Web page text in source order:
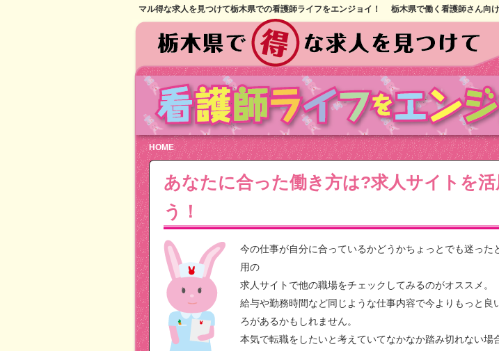
マル得な求人を見つけて栃木県での看護師ライフをエンジョイ！ 栃木県で働く看護師さん向
HOME
あなたに合った働き方は?求人サイトを活
う！
今の仕事が自分に合っているかどうかちょっとでも迷った
用の
求人サイトで他の職場をチェックしてみるのがオススメ。
給与や勤務時間など同じような仕事内容で今よりもっと良
ろがあるかもしれません。
本気で転職をしたいと考えていてなかなか踏み切れない場